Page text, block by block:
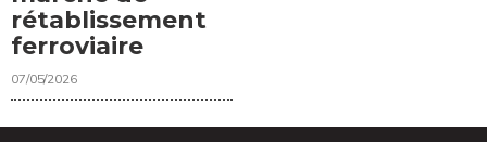
rétablissement
ferroviaire
07/05/2026